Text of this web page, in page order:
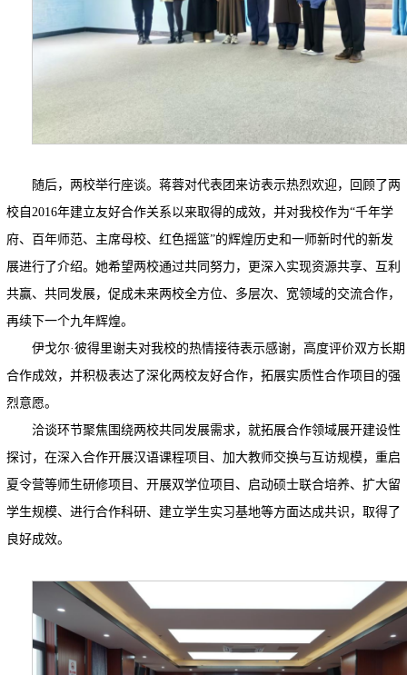
随后，两校举行座谈。蒋蓉对代表团来访表示热烈欢迎，回顾了两
校自2016年建立友好合作关系以来取得的成效，并对我校作为“千年学
府、百年师范、主席母校、红色摇篮”的辉煌历史和一师新时代的新发
展进行了介绍。她希望两校通过共同努力，更深入实现资源共享、互利
共赢、共同发展，促成未来两校全方位、多层次、宽领域的交流合作，
再续下一个九年辉煌。
伊戈尔·彼得里谢夫对我校的热情接待表示感谢，高度评价双方长期
合作成效，并积极表达了深化两校友好合作，拓展实质性合作项目的强
烈意愿。
洽谈环节聚焦围绕两校共同发展需求，就拓展合作领域展开建设性
探讨，在深入合作开展汉语课程项目、加大教师交换与互访规模，重启
夏令营等师生研修项目、开展双学位项目、启动硕士联合培养、扩大留
学生规模、进行合作科研、建立学生实习基地等方面达成共识，取得了
良好成效。